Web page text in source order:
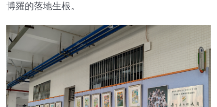
博羅的落地生根。